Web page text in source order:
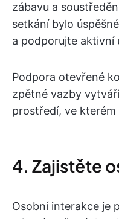
zábavu a
setkání bylo
a podporujte aktivní
Podpora otevřené
zpětné vazby
prostředí, ve
4. Zajistěte
Osobní interakce je